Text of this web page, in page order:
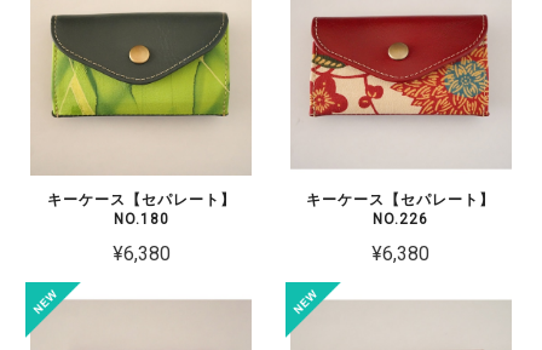
キーケース【セパレート】
NO.180
¥6,380
キーケース【セパレート】
NO.226
¥6,380